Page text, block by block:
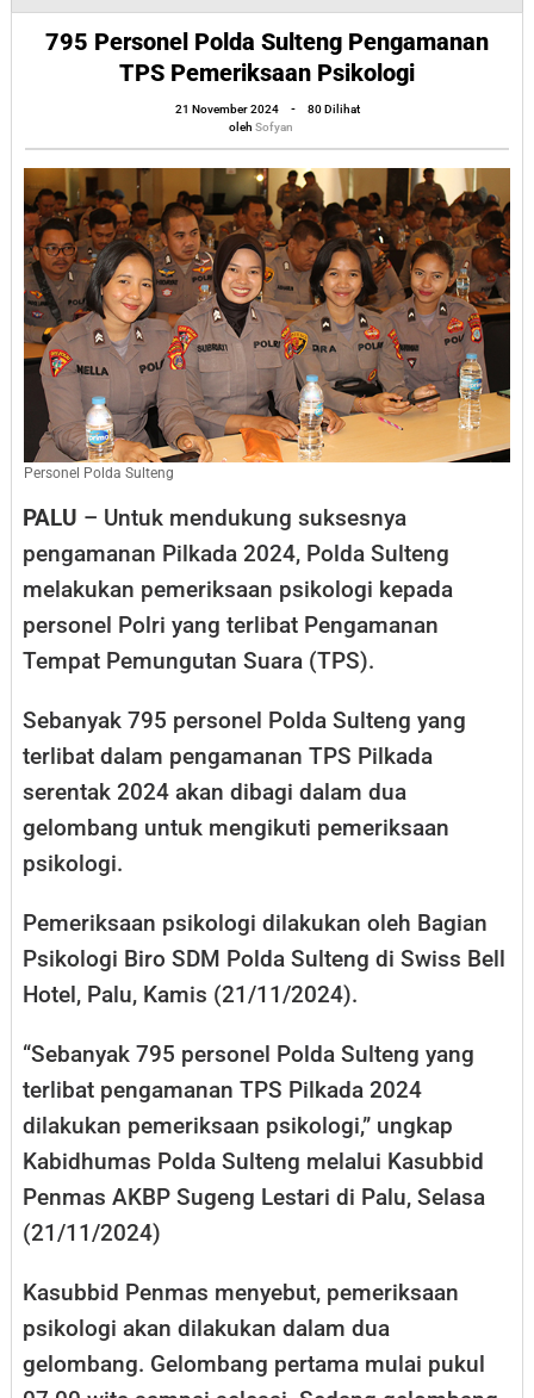
Personel
Polda
Sulteng
Pengamanan
TPS
Pemeriksaan
Psikologi
795 Personel Polda Sulteng Pengamanan
TPS Pemeriksaan Psikologi
21 November 2024
oleh
Sofyan
-
80 Dilihat
oleh Sofyan
Personel Polda Sulteng
PALU – Untuk mendukung suksesnya
pengamanan Pilkada 2024, Polda Sulteng
melakukan pemeriksaan psikologi kepada
personel Polri yang terlibat Pengamanan
Tempat Pemungutan Suara (TPS).
Sebanyak 795 personel Polda Sulteng yang
terlibat dalam pengamanan TPS Pilkada
serentak 2024 akan dibagi dalam dua
gelombang untuk mengikuti pemeriksaan
psikologi.
Pemeriksaan psikologi dilakukan oleh Bagian
Psikologi Biro SDM Polda Sulteng di Swiss Bell
Hotel, Palu, Kamis (21/11/2024).
“Sebanyak 795 personel Polda Sulteng yang
terlibat pengamanan TPS Pilkada 2024
dilakukan pemeriksaan psikologi,” ungkap
Kabidhumas Polda Sulteng melalui Kasubbid
Penmas AKBP Sugeng Lestari di Palu, Selasa
(21/11/2024)
Kasubbid Penmas menyebut, pemeriksaan
psikologi akan dilakukan dalam dua
gelombang. Gelombang pertama mulai pukul